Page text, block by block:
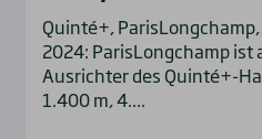
Quinté+,
2024: ParisLongchamp ist
Ausrichter des Quinté+-
1.400 m, 4....